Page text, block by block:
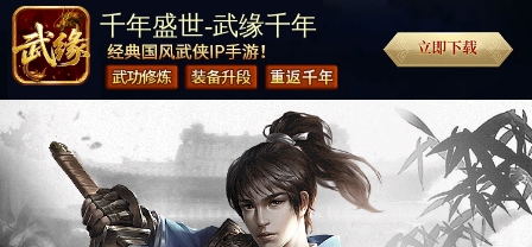
千年盛世-武缘千年